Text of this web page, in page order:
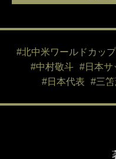
#北中米ワールドカッ
#中村敬斗
#日本サ
#日本代表
#三